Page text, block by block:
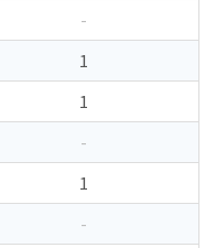
-
1
1
-
1
-